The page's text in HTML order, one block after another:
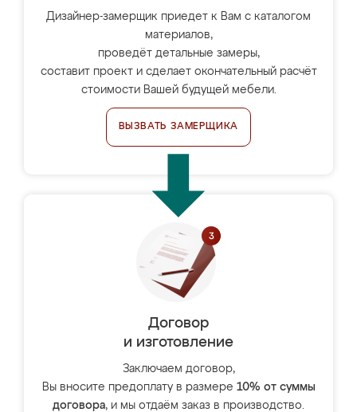
Дизайнер-замерщик приедет к Вам с каталогом
материалов,
проведёт детальные замеры,
составит проект и сделает окончательный расчёт
стоимости Вашей будущей мебели.
ВЫЗВАТЬ ЗАМЕРЩИКА
Договор
и изготовление
Заключаем договор,
Вы вносите предоплату в размере 10% от суммы
договора, и мы отдаём заказ в производство.